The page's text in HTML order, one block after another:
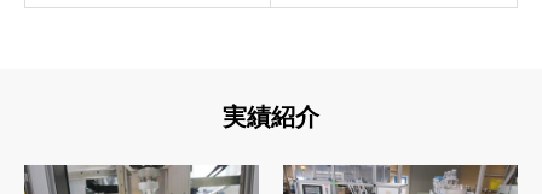
実績紹介